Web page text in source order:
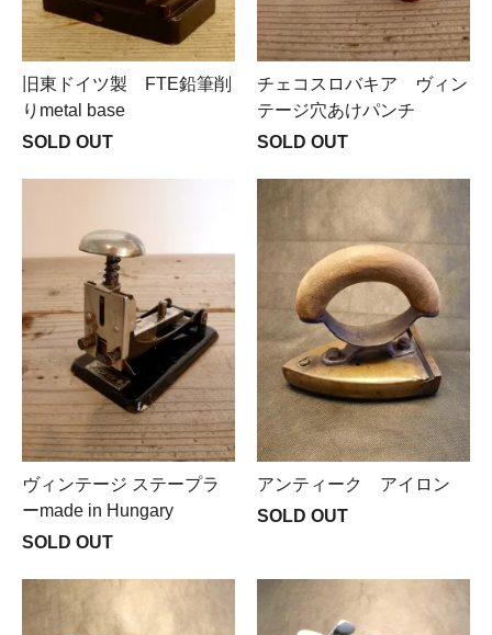
旧東ドイツ製 FTE鉛筆削
りmetal base
SOLD OUT
チェコスロバキア ヴィン
テージ穴あけパンチ
SOLD OUT
ヴィンテージ ステープラ
ーmade in Hungary
SOLD OUT
アンティーク アイロン
SOLD OUT